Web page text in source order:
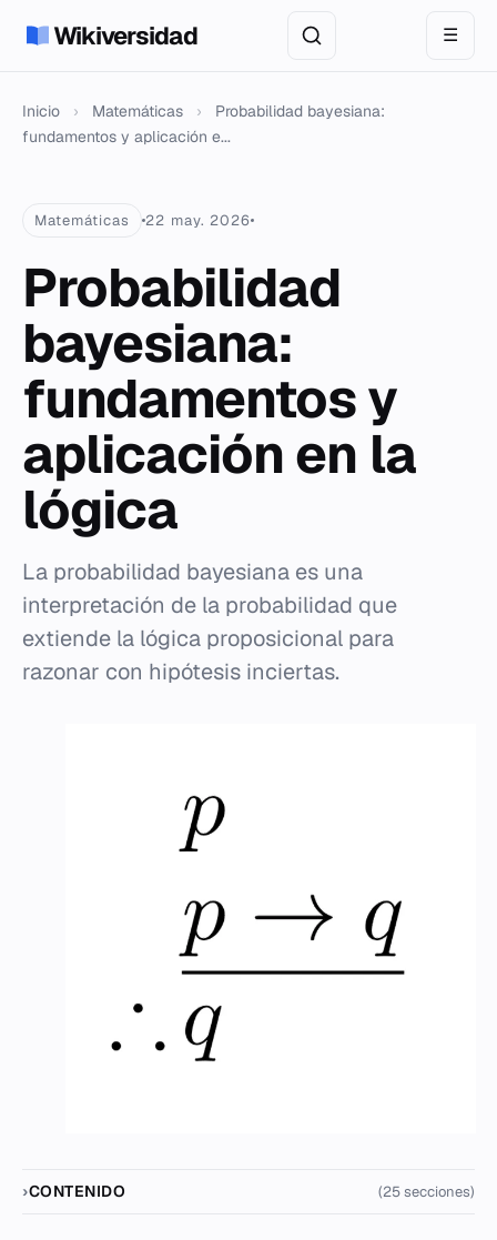
Wikiversidad ☰
Inicio › Matemáticas ›
Probabilidad bayesiana:
fundamentos y aplicación e...
Matemáticas 22 may. 2026
Probabilidad
bayesiana:
fundamentos y
aplicación en la
lógica
La probabilidad bayesiana es una
interpretación de la probabilidad que
extiende la lógica proposicional para
razonar con hipótesis inciertas.
CONTENIDO (25 secciones)